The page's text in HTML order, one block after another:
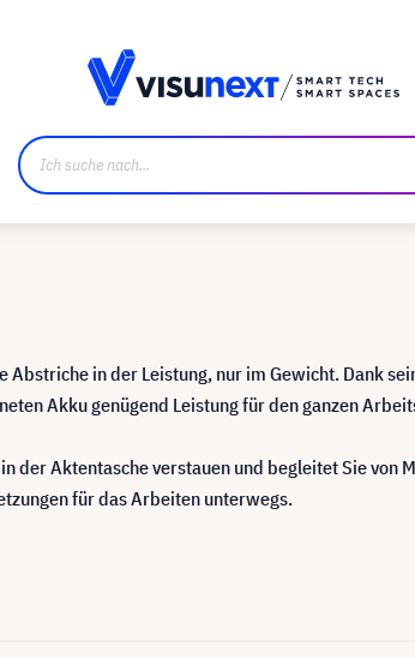
Abstriche in der Leistung, nur im Gewicht. Dank
Akku genügend Leistung für den ganzen
der Aktentasche verstauen und begleitet Sie von
für das Arbeiten unterwegs.